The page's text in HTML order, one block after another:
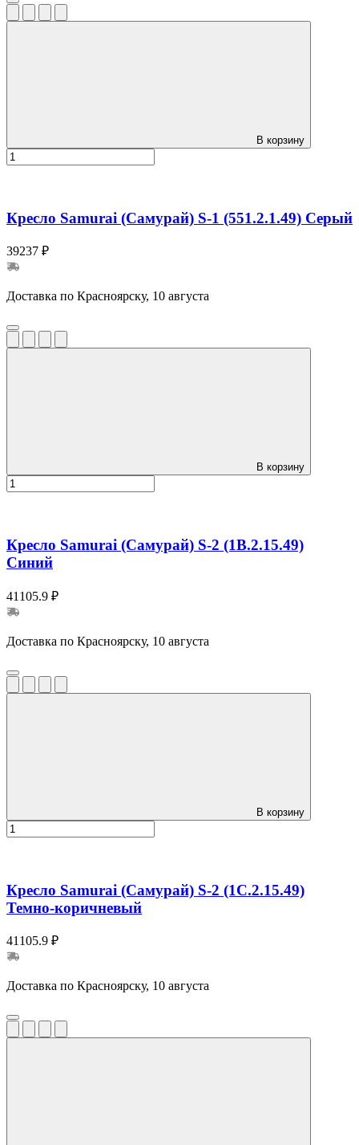
В корзину
Кресло Samurai (Самурай) S-1 (551.2.1.49) Серый
39237 ₽
Доставка по Красноярску, 10 августа
В корзину
Кресло Samurai (Самурай) S-2 (1B.2.15.49)
Синий
41105.9 ₽
Доставка по Красноярску, 10 августа
В корзину
Кресло Samurai (Самурай) S-2 (1C.2.15.49)
Темно-коричневый
41105.9 ₽
Доставка по Красноярску, 10 августа